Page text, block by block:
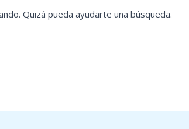
Quizá pueda ayudarte una búsqueda.